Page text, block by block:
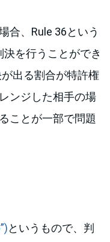
合、Rule 36という
を行うことができ
出る割合が特許権
ンジした相手の場
ことが一部で問題
というもので、判